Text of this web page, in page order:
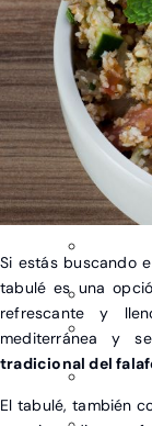
Bélgica
Hungría
Países
Polonia
Si estás buscando
tabulé es una
refrescante y
mediterránea y
tradicional del
El tabulé, también